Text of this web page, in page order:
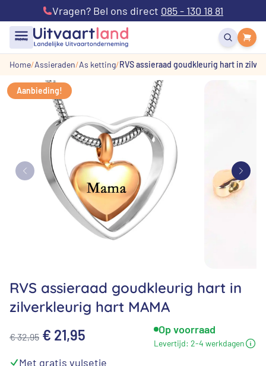
Vragen? Bel ons direct 085 - 130 18 81
menu
Home Assieraden As ketting RVS assieraad goudkleurig hart in
Aanbieding!
RVS assieraad goudkleurig hart in
zilverkleurig hart MAMA
€32,95 Oorspronkelijke
€ 21,95 Op voorraad
Levertijd: 2-4 werkdagen
⁠Met gratis vulsetje